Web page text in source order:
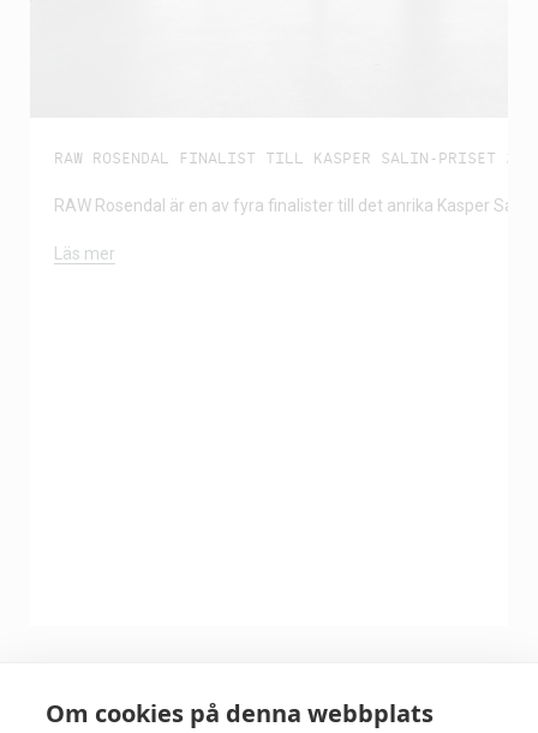
Om cookies på denna webbplats
RAW ROSENDAL FINALIST TILL KASPER SALIN-PRISET
RAW Rosendal är en av fyra finalister till det anrika Kasper
Läs mer